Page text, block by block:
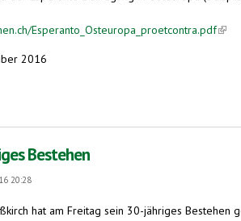
Esperanto_Osteuropa_proetcontra.pdf(link
2016
Bestehen
20:28
hat am Freitag sein 30-jähriges